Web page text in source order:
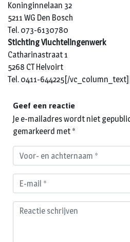
Koninginnelaan 32
5211 WG Den Bosch
Tel. 073-6130780
Stichting Vluchtelingenwerk
Catharinastraat 1
5268 CT Helvoirt
Tel. 0411-644225[/
Geef een reactie
Je e-mailadres wordt niet
gemarkeerd met *